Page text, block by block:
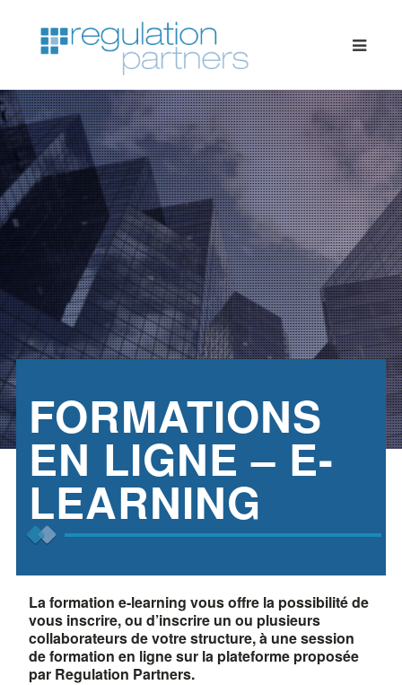
FORMATIONS
EN LIGNE – E-
LEARNING
La formation e-learning vous offre la possibilité de
vous inscrire, ou d’inscrire un ou plusieurs
collaborateurs de votre structure, à une session
de formation en ligne sur la plateforme proposée
par Regulation Partners.